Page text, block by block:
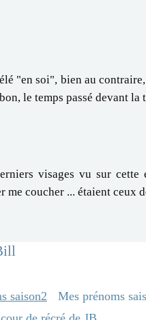
"en soi", bien au contraire,
le temps passé devant
visages vu sur cette
me coucher ... étaient ceux
saison2
Mes prénoms